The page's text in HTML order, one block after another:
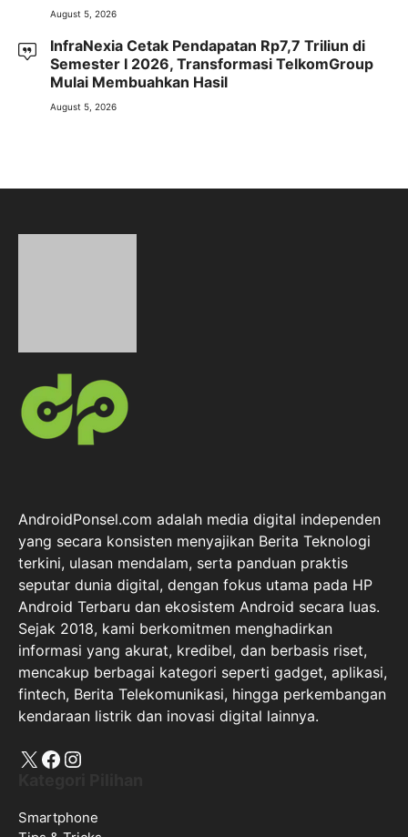
August 5, 2026
InfraNexia Cetak Pendapatan Rp7,7 Triliun di
Semester I 2026, Transformasi TelkomGroup
Mulai Membuahkan Hasil
August 5, 2026
AndroidPonsel.com adalah media digital independen
yang secara konsisten menyajikan Berita Teknologi
terkini, ulasan mendalam, serta panduan praktis
seputar dunia digital, dengan fokus utama pada HP
Android Terbaru dan ekosistem Android secara luas.
Sejak 2018, kami berkomitmen menghadirkan
informasi yang akurat, kredibel, dan berbasis riset,
mencakup berbagai kategori seperti gadget, aplikasi,
fintech, Berita Telekomunikasi, hingga perkembangan
kendaraan listrik dan inovasi digital lainnya.
X Facebook
Instagram
Smartphone